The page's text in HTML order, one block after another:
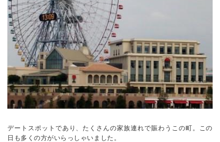
デートスポットであり、たくさんの家族連れで賑わうこの町。この
日も多くの方がいらっしゃいました。